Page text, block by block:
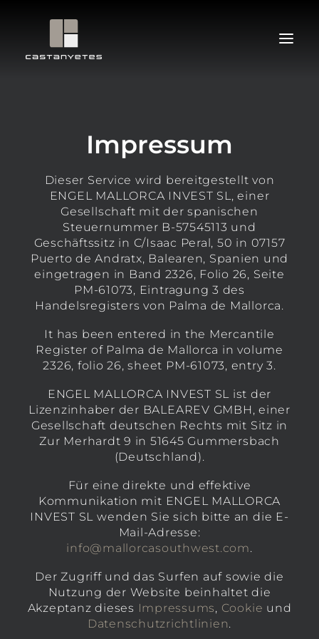
IMMOBILIE
AMBIENTE
INTERIOR
KONTAKT
Impressum
Dieser Service wird bereitgestellt von
ENGEL MALLORCA INVEST SL, einer
Gesellschaft mit der spanischen
Steuernummer B-57545113 und
Geschäftssitz in C/Isaac Peral, 50 in 07157
Puerto de Andratx, Balearen, Spanien und
eingetragen in Band 2326, Folio 26, Seite
PM-61073, Eintragung 3 des
Handelsregisters von Palma de Mallorca.
It has been entered in the Mercantile
Register of Palma de Mallorca in volume
2326, folio 26, sheet PM-61073, entry 3.
ENGEL MALLORCA INVEST SL ist der
Lizenzinhaber der BALEAREV GMBH, einer
Gesellschaft deutschen Rechts mit Sitz in
Zur Merhardt 9 in 51645 Gummersbach
(Deutschland).
Für eine direkte und effektive
Kommunikation mit ENGEL MALLORCA
INVEST SL wenden Sie sich bitte an die E-
Mail-Adresse:
info@mallorcasouthwest.com.
Der Zugriff und das Surfen auf sowie die
Nutzung der Website beinhaltet die
Akzeptanz dieses Impressums, Cookie und
Datenschutzrichtlinien.